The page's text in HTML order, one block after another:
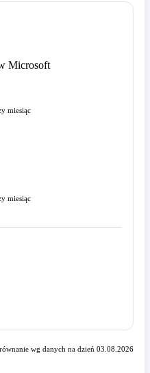
Microsoft
miesiąc
miesiąc
wg danych na dzień 03.08.2026